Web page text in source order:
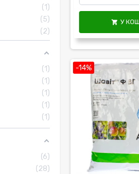
1
5
2
1
1
1
1
1
6
28
 У
-14%